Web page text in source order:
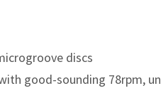
discs
good-sounding 78rpm,